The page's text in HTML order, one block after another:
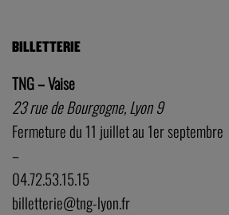
BILLETTERIE
TNG – Vaise
23 rue de Bourgogne, Lyon 9
Fermeture du 11 juillet au 1er septembre
–
04.72.53.15.15
billetterie@tng-lyon.fr